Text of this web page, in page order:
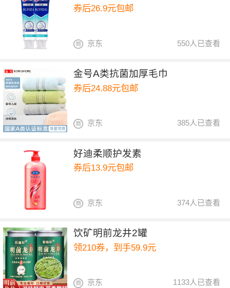
券后26.9元包邮
550人已查看
京东
金号A类抗菌加厚毛巾
券后24.88元包邮
385人已查看
京东
好迪柔顺护发素
券后13.9元包邮
374人已查看
京东
饮矿明前龙井2罐
领210券，到手59.9元
1133人已查看
京东